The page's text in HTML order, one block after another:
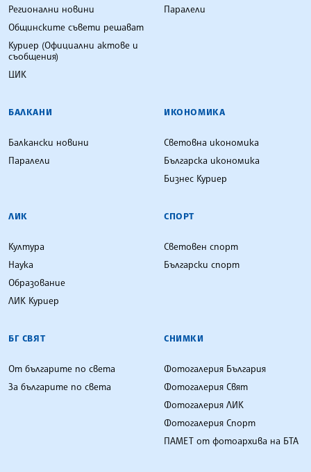
Регионални новини
Общинските съвети решават
Куриер (Официални актове и
съобщения)
ЦИК
Паралели
БАЛКАНИ
Балкански новини
Паралели
ИКОНОМИКА
Световна икономика
Българска икономика
Бизнес Куриер
ЛИК
Култура
Наука
Образование
ЛИК Куриер
СПОРТ
Световен спорт
Български спорт
БГ СВЯТ
От българите по света
За българите по света
СНИМКИ
Фотогалерия България
Фотогалерия Свят
Фотогалерия ЛИК
Фотогалерия Спорт
ПАМЕТ от фотоархива на БТА